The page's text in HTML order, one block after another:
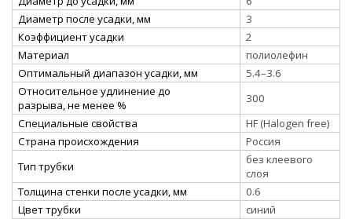
Диаметр после усадки, мм
3
Коэффициент усадки
2
Материал
полиолефин
Оптимальный диапазон усадки, мм
5.4–3.6
Относительное удлинение до
разрыва, не менее %
300
Специальные свойства
HF (Halogen free)
Страна происхождения
Россия
Тип трубки
без клеевого
слоя
Толщина стенки после усадки, мм
0.6
Цвет трубки
синий